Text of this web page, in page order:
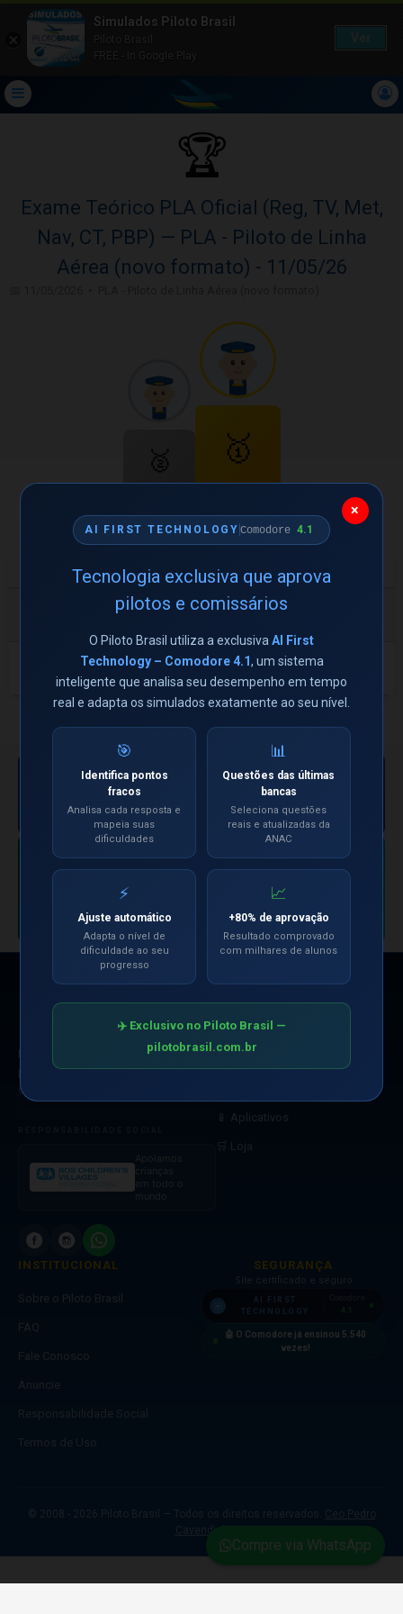
🏆
Exame Teórico PLA Oficial (Reg, TV, Met,
Nav, CT, PBP) — PLA - Piloto de Linha
Aérea (novo formato) - 11/05/26
🥈
14/20
🥇
66/20
Aluno Acertos
Leonardo Telles dos
Álvaro Silva 14/20
← Ver todos os torneios
ESPAÇO PUBLICITÁRIO
Sua marca aqui —
exclusiva, sem
concorrentes.
+169 mil aviadores. 1 único anunciante
por posição.
Ver oportunidade →
CANAL OFICIAL
Siga nosso Canal
Entrar no Canal
Referência nacional na preparação
para as Bancas Oficiais da ANAC
desde 2008.
Apoiamos
🤖 Simulados com IA
📱 Aplicativos
🛒 Loja
INSTITUCIONAL
Sobre o Piloto Brasil
SEGURANÇA
Site certificado e seguro
AI FIRST
TECHNOLOGY
🤖 O Comodore já ensinou 5.540
vezes!
×
AI FIRST TECHNOLOGY Comodore4.1
Tecnologia exclusiva que aprova
pilotos e comissários
O Piloto Brasil utiliza a exclusiva AI First
Technology – Comodore 4.1, um sistema
inteligente que analisa seu desempenho em tempo
real e adapta os simulados exatamente ao seu nível.
🎯
Identifica pontos
fracos
Analisa cada resposta e
mapeia suas
dificuldades
📊
Questões das últimas
bancas
Seleciona questões
reais e atualizadas da
ANAC
⚡
Ajuste automático
Adapta o nível de
dificuldade ao seu
progresso
📈
+80% de aprovação
Resultado comprovado
com milhares de alunos
✈️ Exclusivo no Piloto Brasil —
pilotobrasil.com.br
Compre via WhatsApp
Simulados Piloto Brasil
Piloto Brasil
FREE - In Google Play